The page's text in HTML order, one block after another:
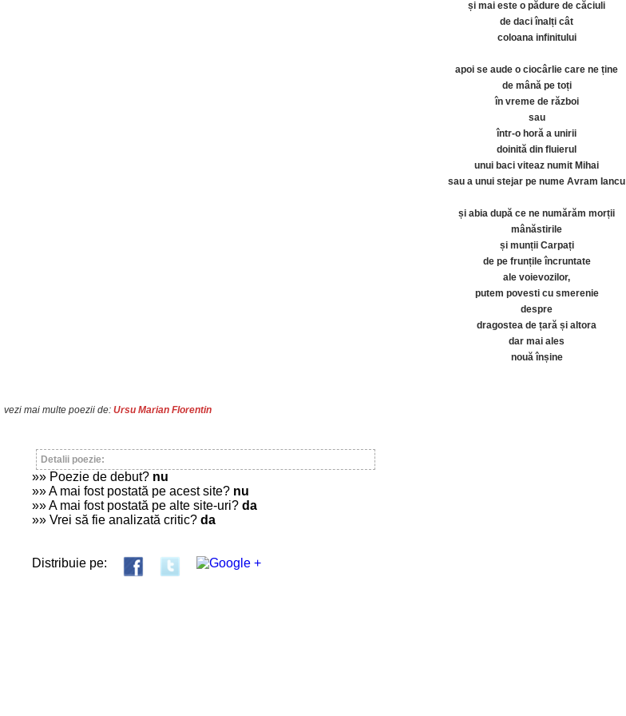
și mai este o pădure de căciuli
de daci înalți cât
coloana infinitului
apoi se aude o ciocârlie care ne ține
de mână pe toți
în vreme de război
sau
într-o horă a unirii
doinită din fluierul
unui baci viteaz numit Mihai
sau a unui stejar pe nume Avram Iancu
și abia după ce ne numărăm morții
mânăstirile
și munții Carpați
de pe frunțile încruntate
ale voievozilor,
putem povesti cu smerenie
despre
dragostea de țară și altora
dar mai ales
nouă înșine
vezi mai multe poezii de: Ursu Marian Florentin
Detalii poezie:
»» Poezie de debut? nu
»» A mai fost postată pe acest site? nu
»» A mai fost postată pe alte site-uri? da
»» Vrei să fie analizată critic? da
Distribuie pe: